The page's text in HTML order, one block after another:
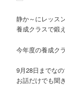
静か～にレッス
養成クラスで鍛
今年度の養成ク
9月28日までな
お話だけでも聞